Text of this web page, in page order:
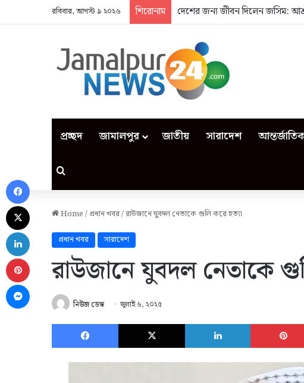
রবিবার, আগস্ট ৯ ২০২৬ শিরোনাম দেশের জন্য জীবন দিলেন জসিম:
প্রচ্ছদ জামালপুর জাতীয় সারাদেশ
Search for
Home/প্রধান খবর/রাউজানে যুবদল নেতাকে গুলি করে হত্যা
প্রধান খবর সারাদেশ
রাউজানে যুবদল নেতাকে
নিউজ ডেস্ক জুলাই ৬, ২০২৫
Facebook X LinkedIn
Facebook
LinkedIn